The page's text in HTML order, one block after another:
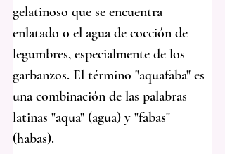
gelatinoso que se encuentra
enlatado o el agua de cocción de
legumbres, especialmente de los
garbanzos. El término "aquafaba" es
una combinación de las palabras
latinas "aqua" (agua) y "fabas"
(habas).